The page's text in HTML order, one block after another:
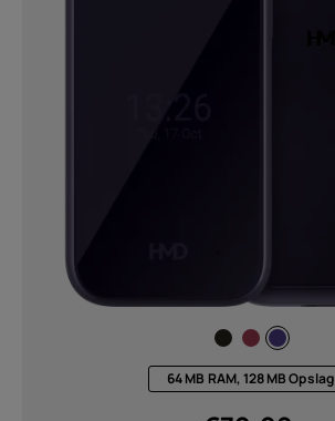
64 MB RAM, 128 MB Opslag